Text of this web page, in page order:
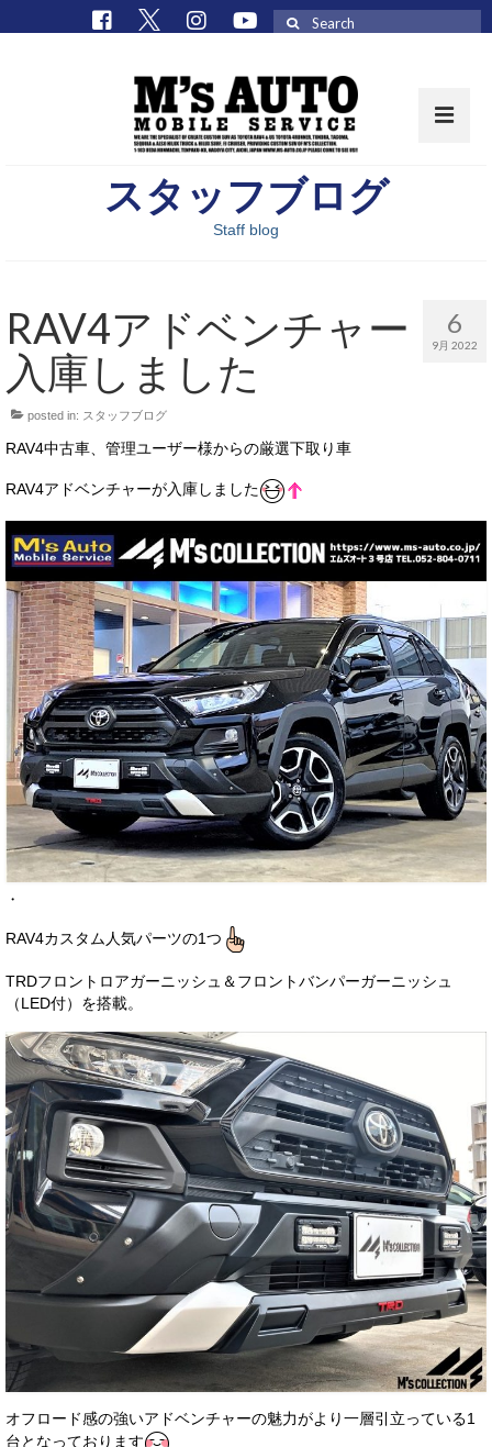
取扱車種一覧
M’sCollectionパーツ一覧
エムズオート
M’sCollection
買取のご案内
店舗情報
店舗情報
会社概要
トップメッセージ
スタッフ紹介
ブログ
イベント
お客様の声
お問い合わせ
メールフォーム
電話はこちら
スタッフブログ
Staff blog
6
9月 2022
RAV4アドベンチャー
入庫しました
posted in: スタッフブログ
RAV4中古車、管理ユーザー様からの厳選下取り車
RAV4アドベンチャーが入庫しました
・
RAV4カスタム人気パーツの1つ
TRDフロントロアガーニッシュ＆フロントバンパーガーニッシュ
（LED付）を搭載。
オフロード感の強いアドベンチャーの魅力がより一層引立っている1
台となっております